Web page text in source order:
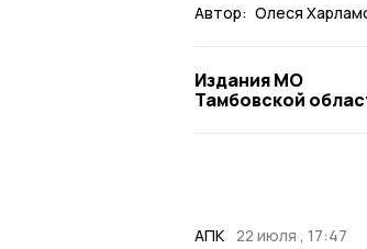
Автор: Олеся
Издания МО
Тамбовской
АПК 22 июля , 17:47